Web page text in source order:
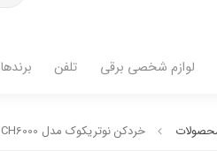
لوازم شخصی برقی تلفن برندها
خردکن نوتریکوک مدل CH6000